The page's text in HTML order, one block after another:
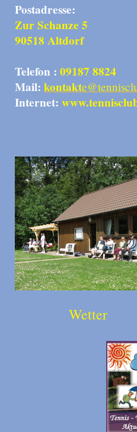
Postadresse:
Zur Schanze 5
90518 Altdorf
Telefon : 09187 8824
Mail: kontakt
Internet:
Wetter